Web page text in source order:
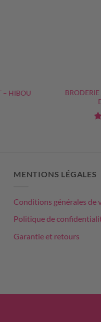
– HIBOU
MENTIONS LÉGALES
Conditions générales de
Politique de
Garantie et retours